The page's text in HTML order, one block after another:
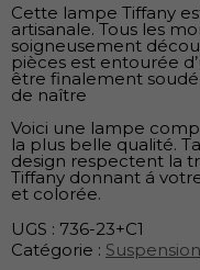
Cette lampe Tiffany
artisanale. Tous les
soigneusement
pièces est entourée
être finalement
de naître
Voici une lampe
la plus belle qualité.
design respectent la
Tiffany donnant á
et colorée.
UGS : 736-23+C1
Catégorie : Suspension